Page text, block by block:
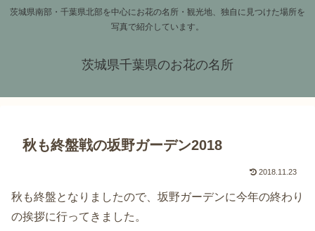
茨城県南部・千葉県北部を中心にお花の名所・観光地、独自に見つけた場所を
写真で紹介しています。
茨城県千葉県のお花の名所
秋も終盤戦の坂野ガーデン2018
2018.11.23
秋も終盤となりましたので、坂野ガーデンに今年の終わり
の挨拶に行ってきました。